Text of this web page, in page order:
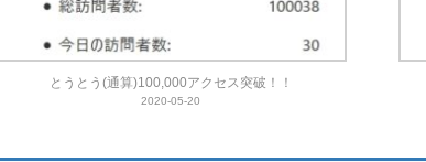
とうとう(通算)100,000アクセス突破！！
2020-05-20